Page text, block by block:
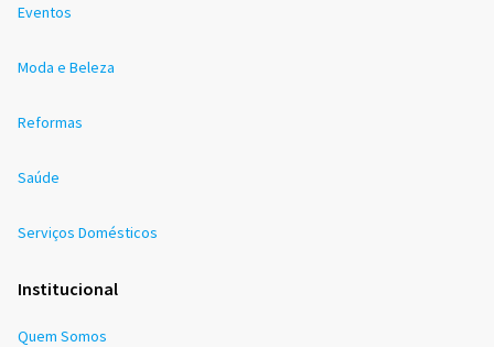
Eventos
Moda e Beleza
Reformas
Saúde
Serviços Domésticos
Institucional
Quem Somos